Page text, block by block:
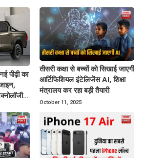
पीढ़ी का
तीसरी कक्षा से बच्चों को सिखाई जाएगी
आर्टिफिशियल इंटेलिजेंस AI, शिक्षा
मंत्रालय कर रहा बड़ी तैयारी
October 11, 2025